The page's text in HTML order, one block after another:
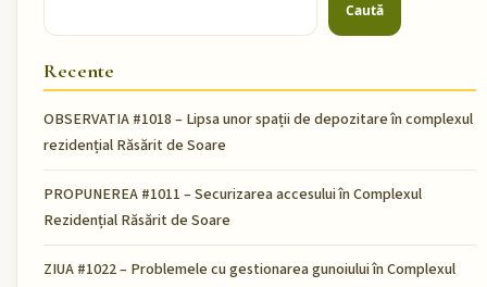
Caută
Recente
OBSERVATIA #1018 – Lipsa unor spații de depozitare în complexul
rezidențial Răsărit de Soare
PROPUNEREA #1011 – Securizarea accesului în Complexul
Rezidențial Răsărit de Soare
ZIUA #1022 – Problemele cu gestionarea gunoiului în Complexul